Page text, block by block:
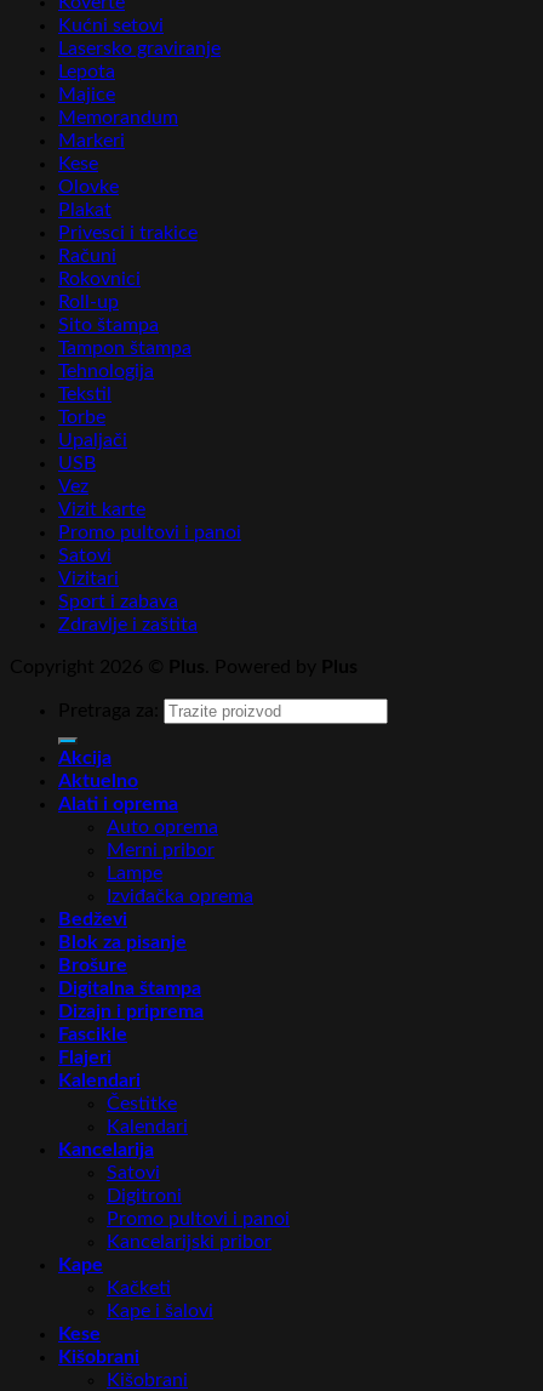
Kućni setovi
Lasersko graviranje
Lepota
Majice
Memorandum
Markeri
Kese
Olovke
Plakat
Privesci i trakice
Računi
Rokovnici
Roll-up
Sito štampa
Tampon štampa
Tehnologija
Tekstil
Torbe
Upaljači
USB
Vez
Vizit karte
Promo pultovi i panoi
Satovi
Vizitari
Sport i zabava
Zdravlje i zaštita
Akcija
Aktuelno
Alati i oprema
Auto oprema
Merni pribor
Lampe
Izviđačka oprema
Bedževi
Blok za pisanje
Brošure
Digitalna štampa
Dizajn i priprema
Fascikle
Flajeri
Kalendari
Čestitke
Kalendari
Kancelarija
Satovi
Digitroni
Promo pultovi i panoi
Kancelarijski pribor
Kape
Kačketi
Kape i šalovi
Kese
Kišobrani
Kišobrani